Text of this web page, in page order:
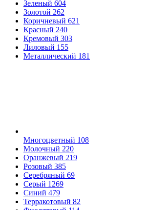
Зеленый 604
Золотой 262
Коричневый 621
Красный 240
Кремовый 303
Лиловый 155
Металлический 181
Многоцветный 108
Молочный 220
Оранжевый 219
Розовый 385
Серебряный 69
Серый 1269
Синий 479
Терракотовый 82